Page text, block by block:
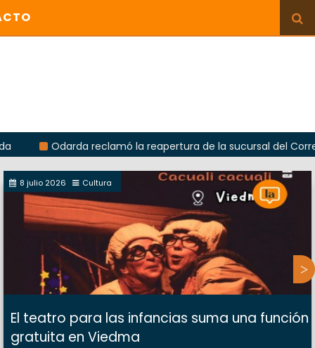
Odarda reclamó la reapertura de la sucursal del Correo
8 julio 2026 Cultura
El teatro para las infancias suma una función
gratuita en Viedma